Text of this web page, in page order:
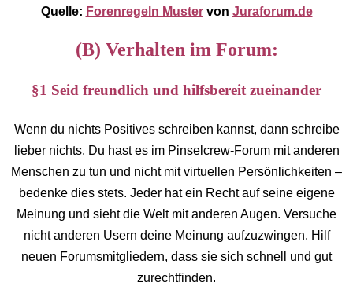
Quelle: Forenregeln Mustervon Juraforum.de
(B) Verhalten im Forum:
§1 Seid freundlich und hilfsbereit zueinander
Wenn du nichts Positives schreiben kannst, dann schreibe
lieber nichts. Du hast es im Pinselcrew-Forum mit anderen
Menschen zu tun und nicht mit virtuellen Persönlichkeiten –
bedenke dies stets. Jeder hat ein Recht auf seine eigene
Meinung und sieht die Welt mit anderen Augen. Versuche
nicht anderen Usern deine Meinung aufzuzwingen. Hilf
neuen Forumsmitgliedern, dass sie sich schnell und gut
zurechtfinden.